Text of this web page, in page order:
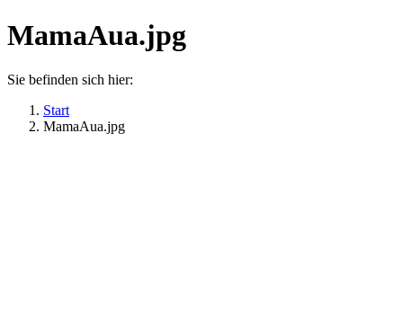
MamaAua.jpg
Sie befinden sich hier:
Start
MamaAua.jpg